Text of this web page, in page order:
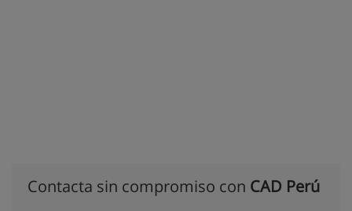
Contacta sin compromiso con CAD Perú